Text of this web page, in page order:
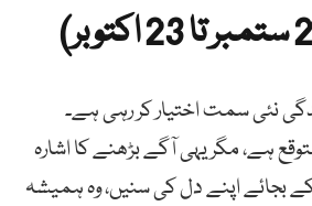
نئی سمت اختیار کر رہی ہے۔
ہے، مگر یہی آگے بڑھنے کا اشارہ
بجائے اپنے دل کی سنیں، وہ ہمیشہ